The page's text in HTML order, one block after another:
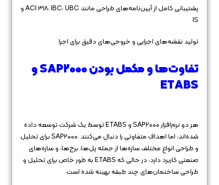
پشتیبانی کامل از آیین‌نامه‌های طراحی مانند ACI 318، IBC، UBC و
IS
تولید نقشه‌های اجرایی و خروجی‌های دقیق برای اجرا
تفاوت‌ها و مکمل بودن SAP2000 و
ETABS
هر دو نرم‌افزار SAP2000 و ETABS توسط یک شرکت توسعه داده
شده‌اند، اما اهداف متفاوتی را دنبال می‌کنند. SAP2000 برای تحلیل
و طراحی انواع مختلف سازه‌ها از جمله پل‌ها، برج‌ها، و سازه‌های
صنعتی کاربرد دارد، در حالی که ETABS به طور خاص برای تحلیل و
طراحی ساختمان‌های چند طبقه بهینه شده است.